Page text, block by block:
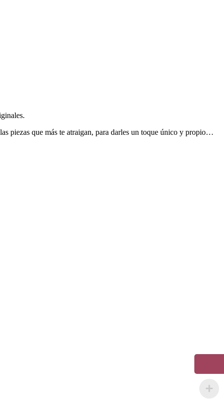
piezas que más te atraigan, para darles un toque único y propio…